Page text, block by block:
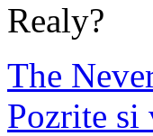
Realy?
The
Pozrite